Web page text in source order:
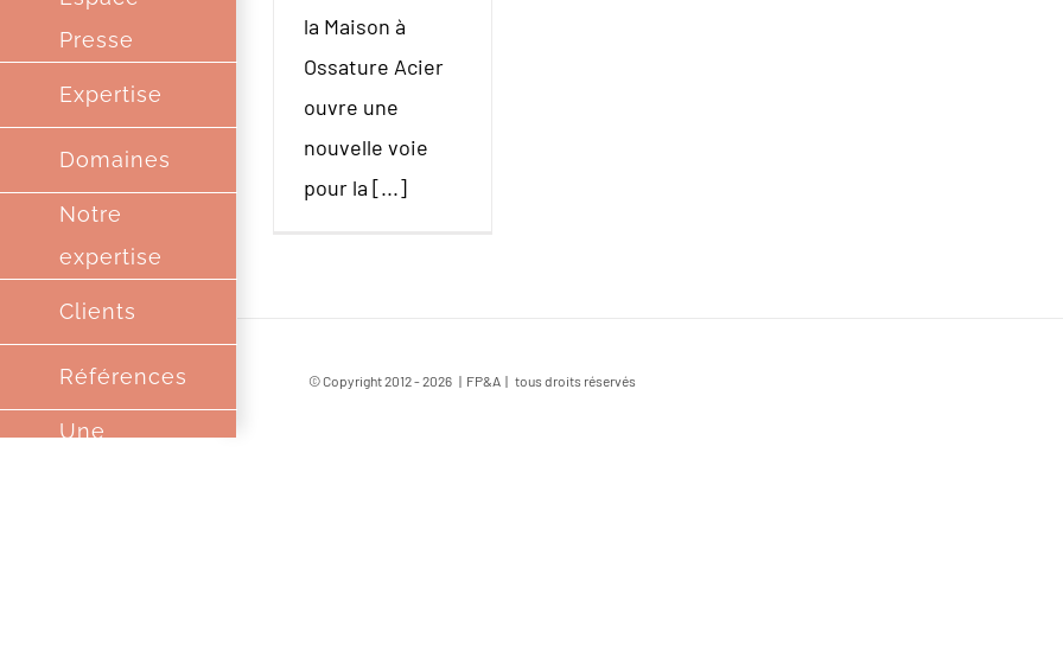
Presse
Expertise
Domaines
Notre
expertise
Clients
Références
Une
la Maison à
Ossature Acier
ouvre une
nouvelle voie
pour la [...]
© Copyright 2012 -2026 | FP&A | tous droits réservés